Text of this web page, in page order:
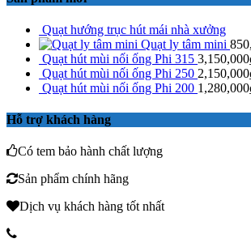
Quạt hướng trục hút mái nhà xưởng
Quạt ly tâm mini
Quạt hút mùi nối ống Phi 315 3,150,000
Quạt hút mùi nối ống Phi 250 2,150,000
Quạt hút mùi nối ống Phi 200 1,280,000
Hỗ trợ khách hàng
Có tem bảo hành chất lượng
Sản phẩm chính hãng
Dịch vụ khách hàng tốt nhất